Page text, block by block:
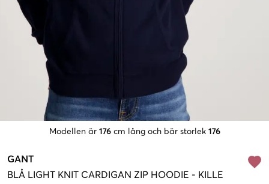
Modellen är 176 cm lång och bär storlek 176
GANT
BLÅ LIGHT KNIT CARDIGAN ZIP HOODIE - KILLE